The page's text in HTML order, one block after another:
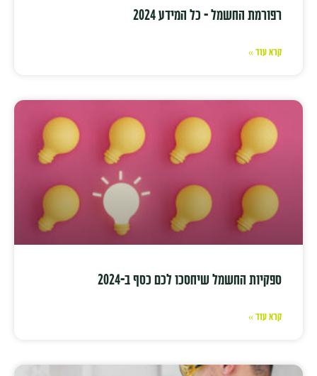
רפורמת החשמל – כל המידע 2024
קרא עוד »
ספקיות החשמל שיחסכו לכם כסף ב-2024
קרא עוד »